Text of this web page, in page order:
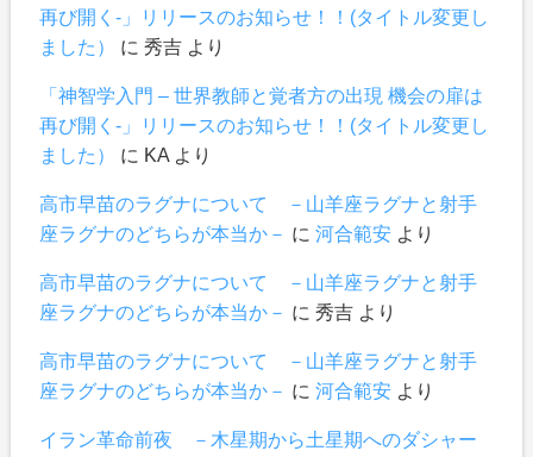
再び開く-」リリースのお知らせ！！(タイトル変更し
ました）
に 秀吉より
「神智学入門 – 世界教師と覚者方の出現 機会の扉は
再び開く-」リリースのお知らせ！！(タイトル変更し
ました）
に KAより
高市早苗のラグナについて －山羊座ラグナと射手
座ラグナのどちらが本当か－ に 河合範安より
高市早苗のラグナについて －山羊座ラグナと射手
座ラグナのどちらが本当か－ に 秀吉より
高市早苗のラグナについて －山羊座ラグナと射手
座ラグナのどちらが本当か－ に 河合範安より
イラン革命前夜 －木星期から土星期へのダシャー